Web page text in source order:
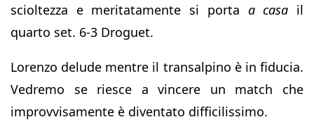
scioltezza e meritatamente si porta a casa il
quarto set. 6-3 Droguet.
Lorenzo delude mentre il transalpino è in fiducia.
Vedremo se riesce a vincere un match che
improvvisamente è diventato difficilissimo.